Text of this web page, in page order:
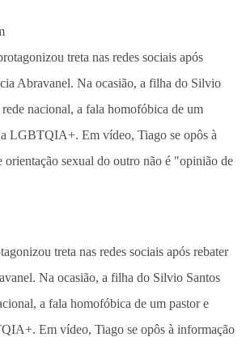
treta nas redes sociais após rebater
Na ocasião, a filha do Silvio Santos
a fala homofóbica de um pastor e
Em vídeo, Tiago se opôs à informação